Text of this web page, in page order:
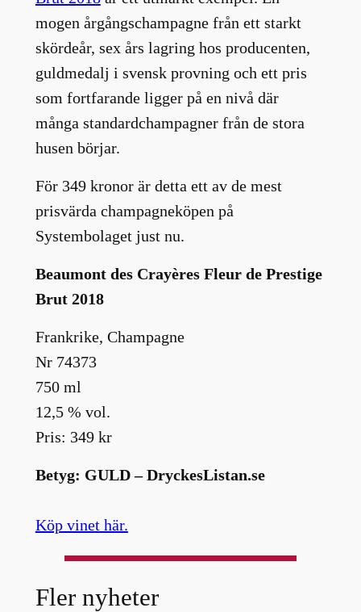
mogen årgångschampagne från ett starkt
skördeår, sex års lagring hos producenten,
guldmedalj i svensk provning och ett pris
som fortfarande ligger på en nivå där
många standardchampagner från de stora
husen börjar.
För 349 kronor är detta ett av de mest
prisvärda champagneköpen på
Systembolaget just nu.
Beaumont des Crayères Fleur de Prestige
Brut 2018
Frankrike, Champagne
Nr 74373
750 ml
12,5 % vol.
Pris: 349 kr
Betyg: GULD – DryckesListan.se
Köp vinet här.
Fler nyheter